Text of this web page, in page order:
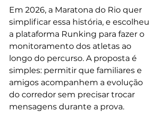
Em 2026, a Maratona do Rio quer
simplificar essa história, e escolheu
a plataforma Runking para fazer o
monitoramento dos atletas ao
longo do percurso. A proposta é
simples: permitir que familiares e
amigos acompanhem a evolução
do corredor sem precisar trocar
mensagens durante a prova.